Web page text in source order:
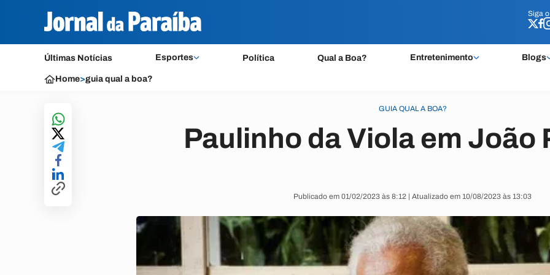
Siga o
Últimas Notícias Esportes Política Qual a Boa? Entretenimento Blogs
Siga o
Home>guia qual a boa?
GUIA QUAL A BOA?
Paulinho da Viola em João
Publicado em 01/02/2023 às 8:12 | Atualizado em 10/08/2023 às 13:03